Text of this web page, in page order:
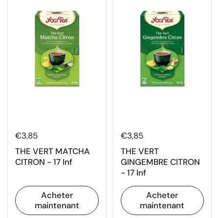
€3,85
THE VERT MATCHA
CITRON - 17 Inf
Acheter
maintenant
€3,85
THE VERT
GINGEMBRE CITRON
- 17 Inf
Acheter
maintenant